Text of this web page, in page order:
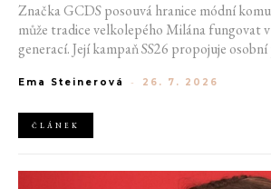
Značka GCDS posouvá hranice módní
může tradice velkolepého Milána fungovat
generací. Její kampaň SS26 propojuje
dnes módu vnímáme a sdílíme. Zároveň
autentické spojení mezi módou, digitálním
každodenním životem mladé generace.
Ema Steinerová - 26. 7. 2026
ČLÁNEK